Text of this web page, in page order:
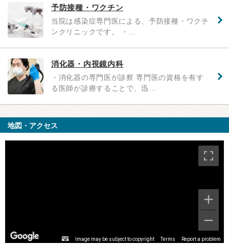
予防接種・ワクチン
当院は感染症専門医による、予防接種・ワクチ
ンクリニックです。 ・…
消化器・内視鏡内科
・消化器の専門医が診察 専門医の資格を有す
る医師が診療することで、迅…
地図・アクセス
Image may be subject to copyright Terms Report a problem